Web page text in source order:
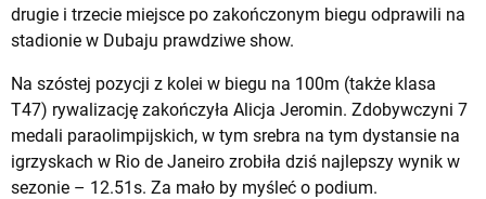
drugie i trzecie miejsce po zakończonym biegu odprawili na
stadionie w Dubaju prawdziwe show.
Na szóstej pozycji z kolei w biegu na 100m (także klasa
T47) rywalizację zakończyła Alicja Jeromin. Zdobywczyni 7
medali paraolimpijskich, w tym srebra na tym dystansie na
igrzyskach w Rio de Janeiro zrobiła dziś najlepszy wynik w
sezonie – 12.51s. Za mało by myśleć o podium.